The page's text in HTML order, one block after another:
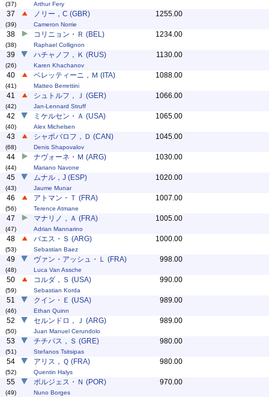
(37) Arthur Fery
37
(39)
ノリー，C (GBR)
Cameron Norrie
1255.00
38
(38)
コリニョン・Ｒ (BEL)
Raphael Collignon
1234.00
39
(26)
ハチャノフ，Ｋ (RUS)
Karen Khachanov
1130.00
40
(41)
ベレッティーニ，Ｍ (ITA)
Matteo Berrettini
1088.00
41
(42)
シュトルフ，Ｊ (GER)
Jan-Lennard Struff
1066.00
42
(40)
ミケルセン・Ａ (USA)
Alex Michelsen
1065.00
43
(68)
シャポバロフ，Ｄ (CAN)
Denis Shapovalov
1045.00
44
(44)
ナヴォーネ・Ｍ (ARG)
Mariano Navone
1030.00
45
(43)
ムナル，J (ESP)
Jaume Munar
1020.00
46
(56)
アトマン・Ｔ (FRA)
Terence Atmane
1007.00
47
(47)
マナリノ，Ａ (FRA)
Adrian Mannarino
1005.00
48
(53)
バエス・Ｓ (ARG)
Sebastian Baez
1000.00
49
(48)
ヴァン・アッシュ・Ｌ (FRA)
Luca Van Assche
998.00
50
(59)
コルダ，Ｓ (USA)
Sebastian Korda
990.00
51
(46)
クイン・Ｅ (USA)
Ethan Quinn
989.00
52
(50)
セルンドロ，Ｊ (ARG)
Juan Manuel Cerundolo
989.00
53
(51)
チチパス，Ｓ (GRE)
Stefanos Tsitsipas
980.00
54
(52)
アリス，Ｑ (FRA)
Quentin Halys
980.00
55
(49)
ボルジェス・Ｎ (POR)
Nuno Borges
970.00